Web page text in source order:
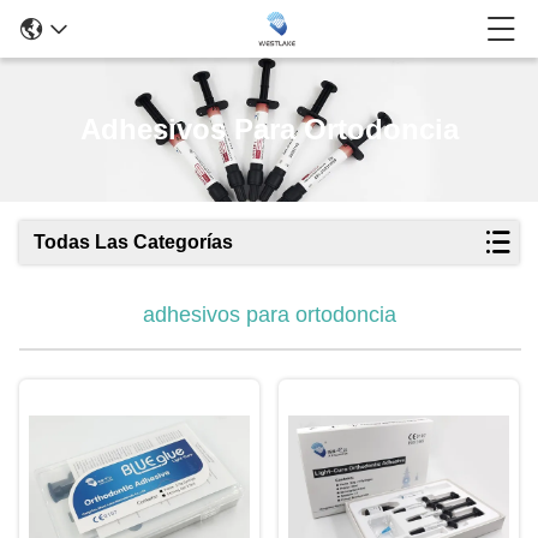
Adhesivos Para Ortodoncia
Todas Las Categorías
adhesivos para ortodoncia